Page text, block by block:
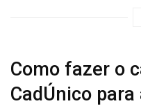
Como fazer o
CadÚnico